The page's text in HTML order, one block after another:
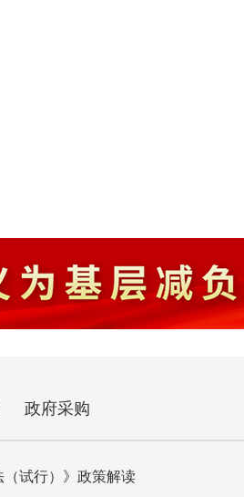
政府采购
（试行）》政策解读